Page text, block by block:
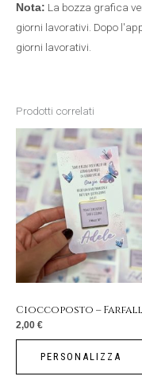
Nota: La bozza grafica
giorni lavorativi. Dopo
giorni lavorativi.
Prodotti correlati
Cioccoposto –
2,00 €
PERSONALIZZA